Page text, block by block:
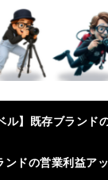
ル】既存ブランド
ドの営業利益ア